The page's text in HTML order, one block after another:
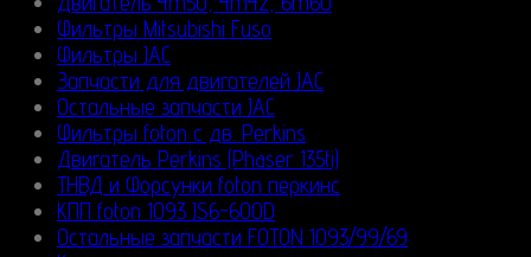
Фильтры Mitsubishi Fuso
Фильтры JAC
Запчасти для двигателей JAC
Остальные запчасти JAC
Фильтры foton с дв. Perkins
Двигатель Perkins (Phaser 135ti)
ТНВД и Форсунки foton перкинс
КПП foton 1093 JS6-600D
Остальные запчасти FOTON 1093/99/69